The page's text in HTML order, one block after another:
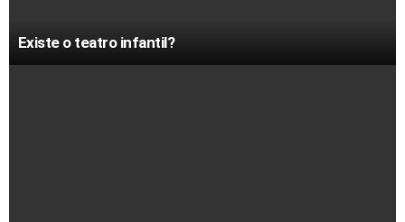
Existe o teatro infantil?